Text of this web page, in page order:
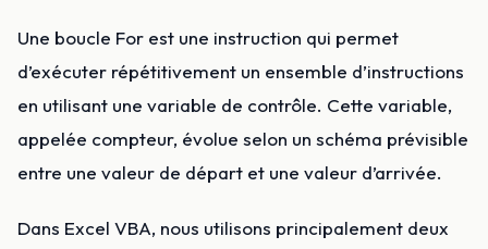
Une boucle For est une instruction qui permet
d’exécuter répétitivement un ensemble d’instructions
en utilisant une variable de contrôle. Cette variable,
appelée compteur, évolue selon un schéma prévisible
entre une valeur de départ et une valeur d’arrivée.
Dans Excel VBA, nous utilisons principalement deux